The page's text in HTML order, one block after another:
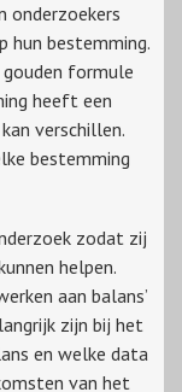
onderzoekers
hun bestemming.
formule
heeft een
verschillen.
bestemming
zodat zij
helpen.
aan balans’
zijn bij het
en welke data
van het